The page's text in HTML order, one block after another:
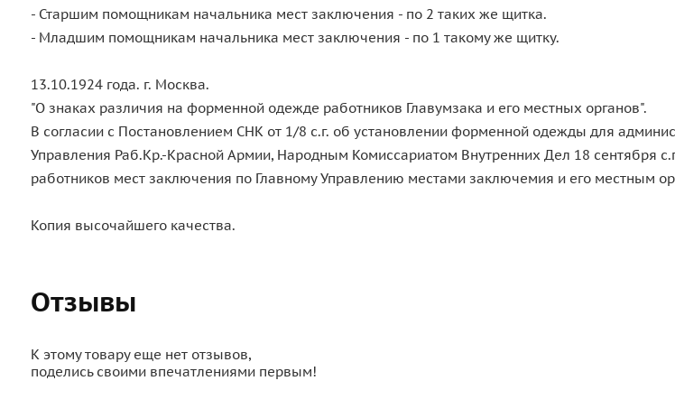
- Старшим помощникам начальника мест заключения - по 2 таких же щитка.
- Младшим помощникам начальника мест заключения - по 1 такому же щитку.
13.10.1924 года. г. Москва.
"О знаках различия на форменной одежде работников Главумзака и его местных органов".
В согласии с Постановлением СНК от 1/8 с.г. об установлении форменной одежды для
Управления Раб.Кр.-Красной Армии, Народным Комиссариатом Внутренних Дел 18 сентября
работников мест заключения по Главному Управлению местами заключемия и его местным
Копия высочайшего качества.
Отзывы
К этому товару еще нет отзывов,
поделись своими впечатлениями первым!